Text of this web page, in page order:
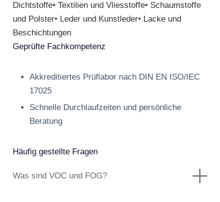
Dichtstoffe• Textilien und Vliesstoffe• Schaumstoffe
und Polster• Leder und Kunstleder• Lacke und
Beschichtungen
Geprüfte Fachkompetenz
Akkreditiertes Prüflabor nach DIN EN ISO/IEC
17025
Schnelle Durchlaufzeiten und persönliche
Beratung
Häufig gestellte Fragen
Was sind VOC und FOG?